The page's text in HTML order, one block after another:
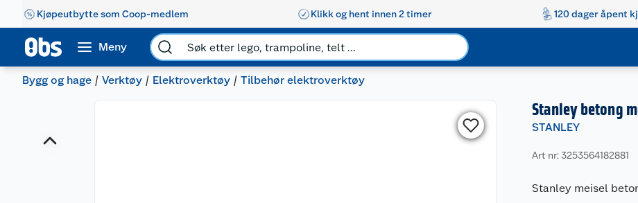
Kjøpeutbytte som Coop-medlem Klikk og hent innen 2 timer 120 dager åpent
Meny
Bygg og hage Verktøy Elektroverktøy Tilbehør elektroverktøy
Stanley betong
STANLEY
Art nr: 3253564182881
Stanley meisel